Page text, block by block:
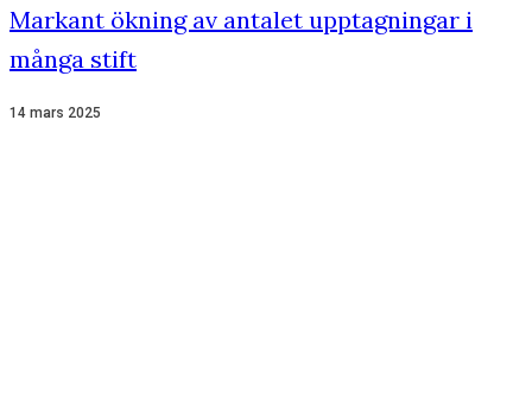
Markant ökning av antalet upptagningar i
många stift
14 mars 2025